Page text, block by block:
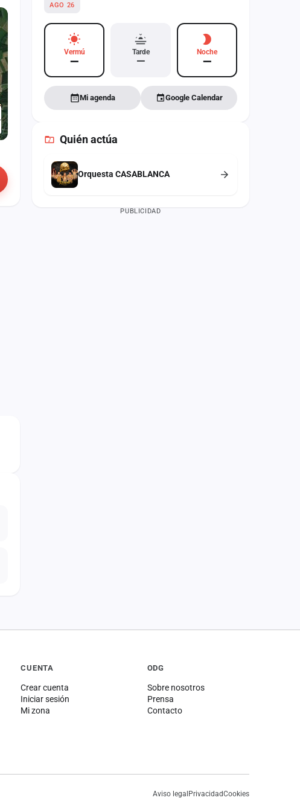
AGO 26
Vermú
—
Tarde
—
Noche
—
Mi agenda Google Calendar
Quién actúa
Orquesta CASABLANCA
PUBLICIDAD
CUENTA
Crear cuenta
Iniciar sesión
Mi zona
ODG
Sobre nosotros
Prensa
Contacto
Aviso legalPrivacidadCookies